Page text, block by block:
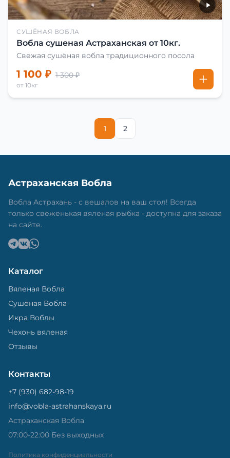
СУШЁНАЯ ВОБЛА
Вобла сушеная Астраханская от 10кг.
Свежая сушёная вобла традиционного посола
1 100 ₽ 1 300 ₽
от 10кг
1 2
Астраханская Вобла
Вобла Астрахань - с вешалов на ваш стол! Всегда
только свеженькая вяленая рыбка - доступна для заказа
на сайте.
Каталог
Вяленая Вобла
Сушёная Вобла
Икра Воблы
Чехонь вяленая
Отзывы
Контакты
+7 (930) 682-98-19
info@vobla-astrahanskaya.ru
Астраханская Вобла
07:00-22:00 Без выходных
Политика конфиденциальности